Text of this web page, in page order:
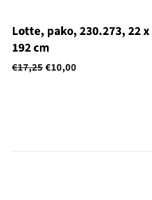
Lotte, pako, 230.273, 22 x
192 cm
Normale
€17,25Aanbiedingsprijs
€10,00